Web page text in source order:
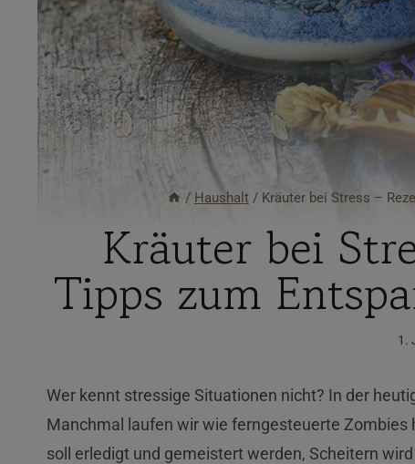
/ Haushalt / Kräuter bei Stress –
Kräuter bei
Tipps zum
1.
Wer kennt stressige Situationen nicht? In der
Manchmal laufen wir wie ferngesteuerte
soll erledigt und gemeistert werden, Scheitern